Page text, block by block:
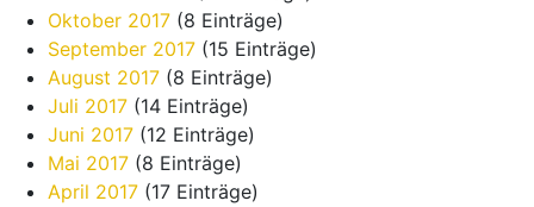
Oktober 2017 (8 Einträge)
September 2017 (15 Einträge)
August 2017 (8 Einträge)
Juli 2017 (14 Einträge)
Juni 2017 (12 Einträge)
Mai 2017 (8 Einträge)
April 2017 (17 Einträge)